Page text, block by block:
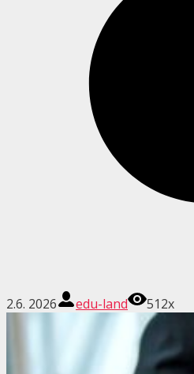
2.6. 2026 edu-land 512x